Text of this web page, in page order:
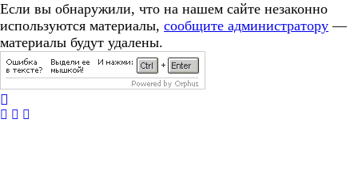
Если вы обнаружили, что на нашем сайте незаконно
используются материалы, сообщите администратору —
материалы будут удалены.